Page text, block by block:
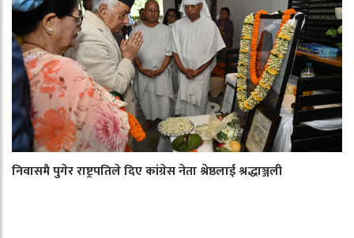
निवासमै पुगेर राष्ट्रपतिले दिए कांग्रेस नेता श्रेष्ठलाई श्रद्धाञ्जली